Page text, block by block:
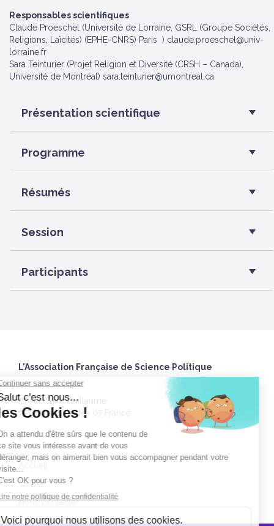
Responsables scientifiques
Claude Proeschel (Université de Lorraine, GSRL (Groupe Sociétés,
Religions, Laïcités) (EPHE-CNRS) Paris ) claude.proeschel@univ-
lorraine.fr
Sara Teinturier (Projet Religion et Diversité (CRSH – Canada),
Université de Montréal) sara.teinturier@umontreal.ca
Présentation scientifique
Programme
Résumés
Session
Participants
L'Association Française de Science Politique
27 rue Saint Guillaume
75337 Paris Cedex 07 France
Twitter
Nous contacter